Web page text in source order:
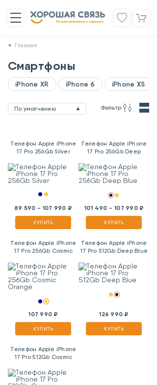
Главная
Смартфоны
iPhone XR iPhone 6 iPhone XS
По умолчанию Фильтр
Телефон Apple iPhone
17 Pro 256Gb Silver
89 590 - 107 990 ₽
КУПИТЬ
Телефон Apple iPhone
17 Pro 256Gb Deep
101 490 - 107 990 ₽
КУПИТЬ
Телефон Apple iPhone
17 Pro 256Gb Cosmic
107 990 ₽
КУПИТЬ
Телефон Apple iPhone
17 Pro 512Gb Deep Blue
126 990 ₽
КУПИТЬ
Телефон Apple iPhone
17 Pro 512Gb Cosmic